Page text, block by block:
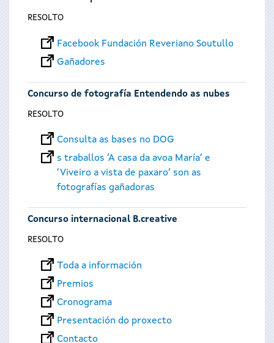
RESOLTO
Facebook Fundación Reveriano Soutullo
Gañadores
Concurso de fotografía Entendendo as nubes
RESOLTO
Consulta as bases no DOG
s traballos ‘A casa da avoa María’ e
‘Viveiro a vista de paxaro’ son as
fotografías gañadoras
Concurso internacional B.creative
RESOLTO
Toda a información
Premios
Cronograma
Presentación do proxecto
Contacto